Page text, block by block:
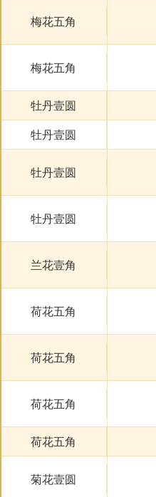
梅花五角
梅花五角
牡丹壹圆
牡丹壹圆
牡丹壹圆
牡丹壹圆
兰花壹角
荷花五角
荷花五角
荷花五角
荷花五角
菊花壹圆